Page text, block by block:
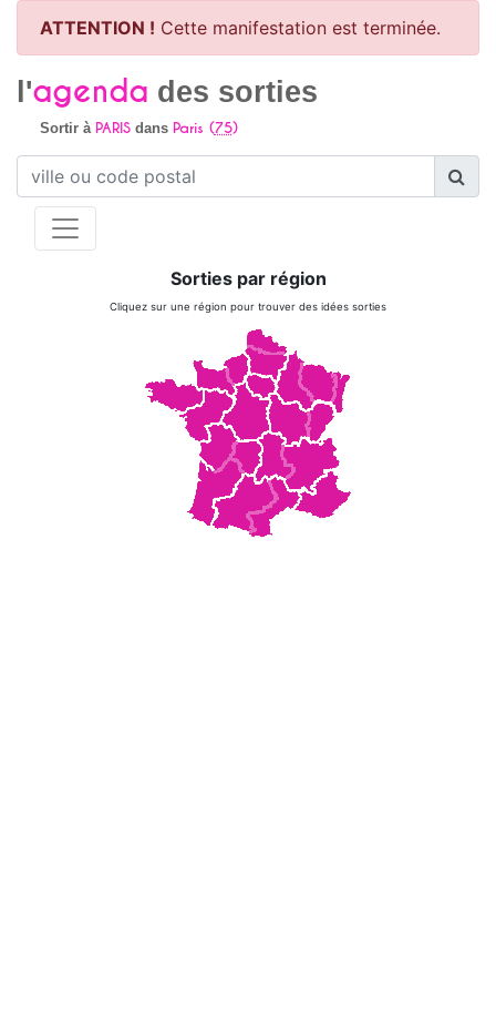
ATTENTION ! Cette manifestation est terminée.
l'agenda des sorties
Sortir à PARISdans Paris (75)
Sorties par région
Cliquez sur une région pour trouver des idées sorties